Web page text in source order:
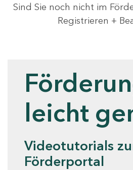
Sind Sie noch nicht im
Registrieren +
leicht
Videotutorials
Förderportal